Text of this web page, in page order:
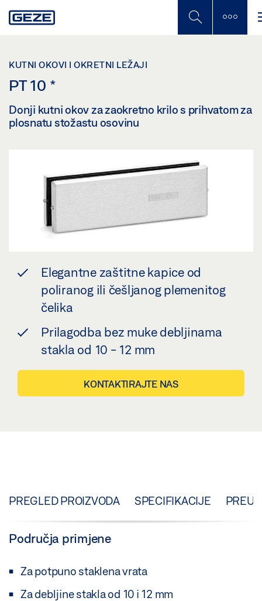
to
KUTNI OKOVI I OKRETNI LEŽAJI
PT 10 *
Donji kutni okov za zaokretno krilo s prihvatom za
plosnatu stožastu osovinu
Elegantne zaštitne kapice od
poliranog ili češljanog plemenitog
čelika
Prilagodba bez muke debljinama
stakla od 10 - 12 mm
KONTAKTIRAJTE NAS
PREGLED PROIZVODA SPECIFIKACIJE
Područja primjene
Za potpuno staklena vrata
Za debljine stakla od 10 i 12 mm